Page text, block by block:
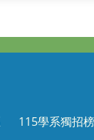
115學系獨招